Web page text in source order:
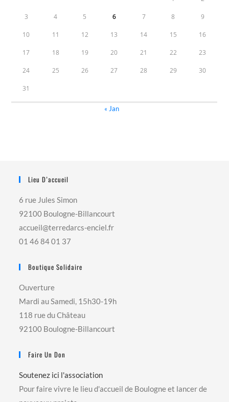
3 4 5 6 7 8 9
10 11 12 13 14 15 16
17 18 19 20 21 22 23
24 25 26 27 28 29 30
31
« Jan
Lieu D’accueil
6 rue Jules Simon
92100 Boulogne-Billancourt
accueil@terredarcs-enciel.fr
01 46 84 01 37
Boutique Solidaire
Ouverture
Mardi au Samedi, 15h30-19h
118 rue du Château
92100 Boulogne-Billancourt
Faire Un Don
Soutenez ici l'association
Pour faire vivre le lieu d'accueil de Boulogne et lancer de